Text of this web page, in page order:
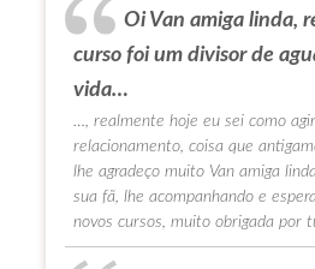
Oi Van amiga linda,
curso foi um divisor de
vida…
…, realmente hoje eu sei como
relacionamento, coisa que
lhe agradeço muito Van amiga
sua fã, lhe acompanhando e
novos cursos, muito obrigada por